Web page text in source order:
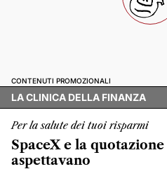
CONTENUTI PROMOZIONALI
LA CLINICA DELLA FINANZA
Per la salute dei tuoi risparmi
SpaceX e la
aspettavano